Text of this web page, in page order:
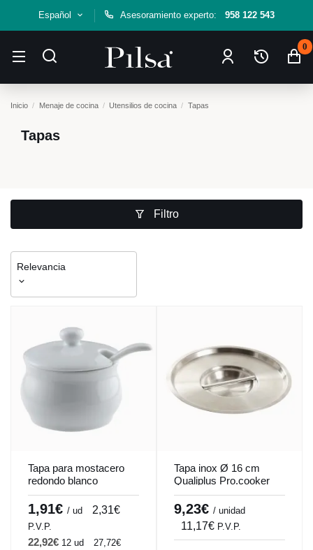
Español Asesoramiento experto: 958 122 543
0
Inicio Menaje de cocina Utensilios de cocina Tapas
Tapas
Filtro
Relevancia
Tapa para mostacero
redondo blanco
porcelana 2,5 cm Ø 6,2
cm Pro.mundi
1,91€ / ud 2,31€
P.V.P.
22,92€ 12 ud 27,72€
Tapa inox Ø 16 cm
Qualiplus Pro.cooker
9,23€ / unidad
11,17€ P.V.P.